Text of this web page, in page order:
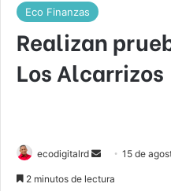
Eco Finanzas
Realizan
Los Alcarrizos
ecodigitalrd
Send15 de
2 minutos de lectura